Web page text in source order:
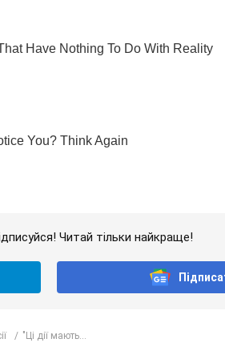
Читай тільки найкраще!
"Ці дії мають...